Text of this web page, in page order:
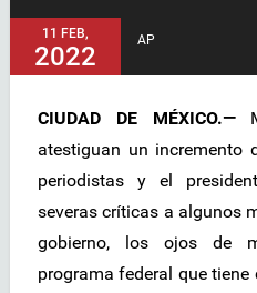
11 FEB,
2022
AP
CIUDAD DE MÉXICO.—
atestiguan un incremento
periodistas y el
severas críticas a algunos
gobierno, los ojos de
programa federal que